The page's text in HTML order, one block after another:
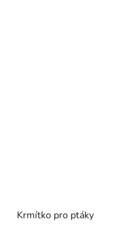
Krmítko pro ptáky